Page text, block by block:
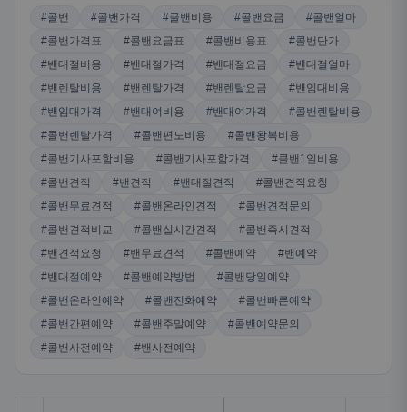
#콜밴 #콜밴가격 #콜밴비용 #콜밴요금
#콜밴얼마
#콜밴가격표
#콜밴요금표 #콜밴비용표
#콜밴단가
#밴대절비용
#밴대절가격 #밴대절요금
#밴대절얼마
#밴렌탈비용
#밴렌탈가격 #밴렌탈요금
#밴임대비용
#밴임대가격
#밴대여비용 #밴대여가격
#콜밴렌탈비용
#콜밴렌탈가격
#콜밴편도비용
#콜밴왕복비용
#콜밴기사포함비용
#콜밴기사포함가격
#콜밴1일비용
#콜밴견적
#밴견적 #밴대절견적
#콜밴견적요청
#콜밴무료견적
#콜밴온라인견적
#콜밴견적문의
#콜밴견적비교
#콜밴실시간견적
#콜밴즉시견적
#밴견적요청
#밴무료견적 #콜밴예약
#밴예약
#밴대절예약
#콜밴예약방법
#콜밴당일예약
#콜밴온라인예약
#콜밴전화예약
#콜밴빠른예약
#콜밴간편예약
#콜밴주말예약
#콜밴예약문의
#콜밴사전예약
#밴사전예약